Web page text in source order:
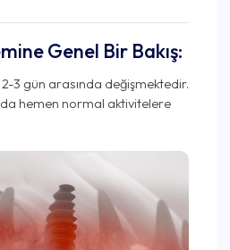
Genel Bir Bakış:
3 gün arasında değişmektedir.
hemen normal aktivitelere